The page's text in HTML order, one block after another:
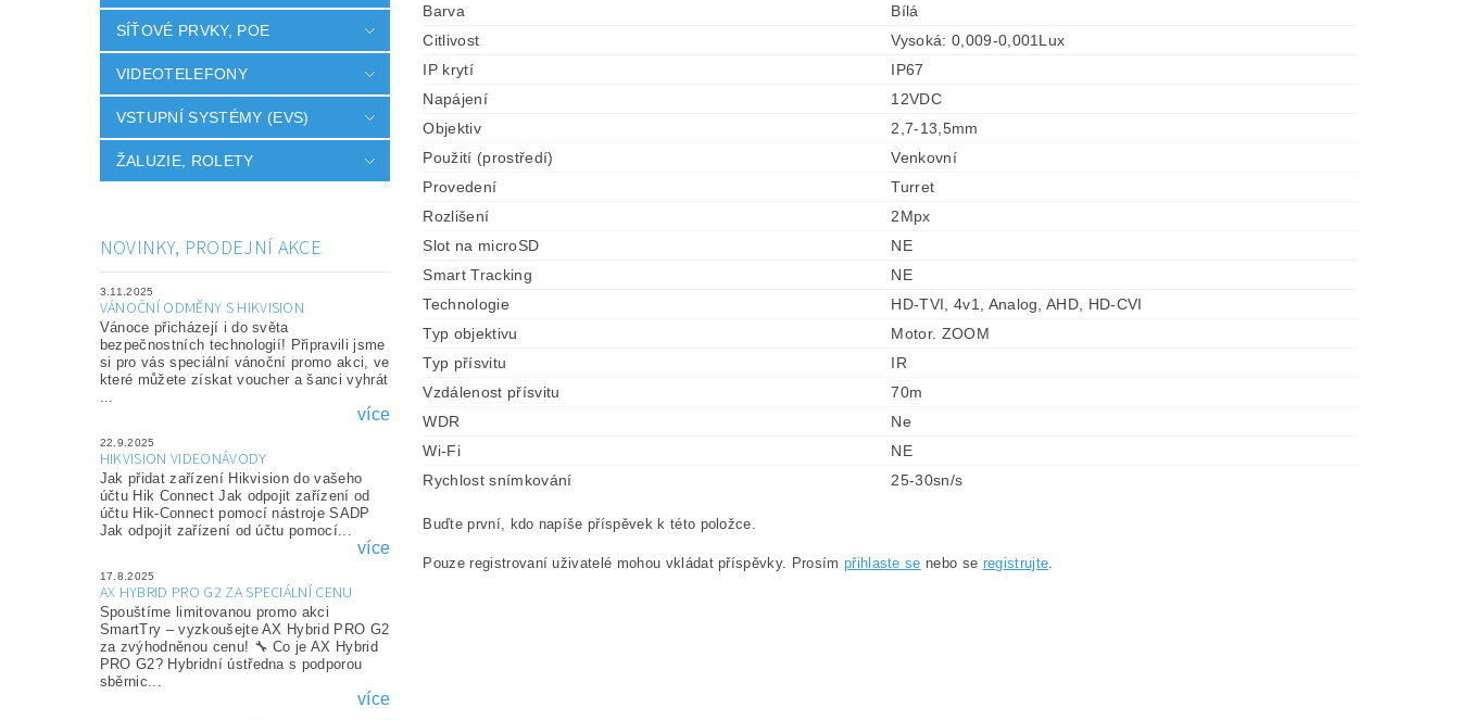
SÍŤOVÉ PRVKY, POE
VIDEOTELEFONY
VSTUPNÍ SYSTÉMY (EVS)
ŽALUZIE, ROLETY
NOVINKY, PRODEJNÍ AKCE
3.11.2025
VÁNOČNÍ ODMĚNY S HIKVISION
Vánoce přicházejí i do světa
bezpečnostních technologií! Připravili jsme
si pro vás speciální vánoční promo akci, ve
které můžete získat voucher a šanci vyhrát
...
více
22.9.2025
HIKVISION VIDEONÁVODY
Jak přidat zařízení Hikvision do vašeho
účtu Hik Connect Jak odpojit zařízení od
účtu Hik-Connect pomocí nástroje SADP
Jak odpojit zařízení od účtu pomocí...
více
17.8.2025
AX HYBRID PRO G2 ZA SPECIÁLNÍ CENU
Spouštíme limitovanou promo akci
SmartTry – vyzkoušejte AX Hybrid PRO G2
za zvýhodněnou cenu! 🔧 Co je AX Hybrid
PRO G2? Hybridní ústředna s podporou
sběrnic...
více
Barva
Bílá
Citlivost
Vysoká: 0,009-0,001Lux
IP krytí
IP67
Napájení
12VDC
Objektiv
2,7-13,5mm
Použití (prostředí)
Venkovní
Provedení
Turret
Rozlišení
2Mpx
Slot na microSD
NE
Smart Tracking
NE
Technologie
HD-TVI, 4v1, Analog, AHD, HD-CVI
Typ objektivu
Motor. ZOOM
Typ přísvitu
IR
Vzdálenost přísvitu
70m
WDR
Ne
Wi-Fi
NE
Rychlost snímkování
25-30sn/s
Buďte první, kdo napíše příspěvek k této položce.
Pouze registrovaní uživatelé mohou vkládat příspěvky. Prosím přihlaste se nebo se registrujte